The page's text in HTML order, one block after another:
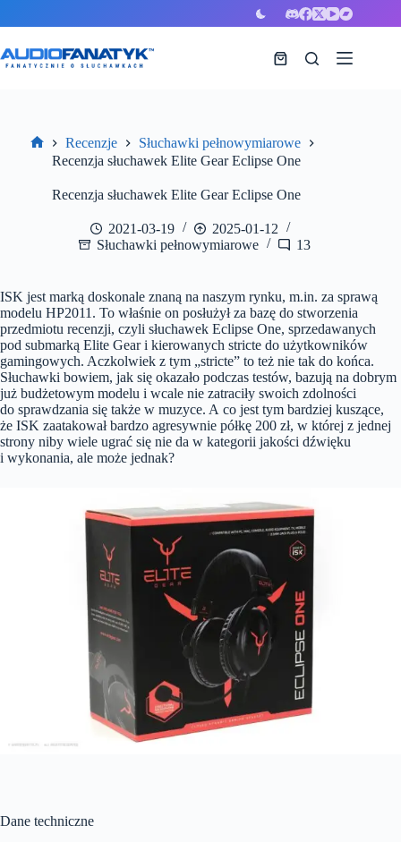
Koszyk
Strona
Recenzje
Słuchawki pełnowymiarowe
Recenzja słuchawek Elite Gear Eclipse One
Recenzja słuchawek Elite Gear Eclipse One
2021-03-19
2025-01-12
Słuchawki pełnowymiarowe
13
ISK jest marką doskonale znaną na naszym rynku, m.in. za sprawą
modelu HP2011. To właśnie on posłużył za bazę do stworzenia
przedmiotu recenzji, czyli słuchawek Eclipse One, sprzedawanych
pod submarką Elite Gear i kierowanych stricte do użytkowników
gamingowych. Aczkolwiek z tym „stricte” to też nie tak do końca.
Słuchawki bowiem, jak się okazało podczas testów, bazują na dobrym
już budżetowym modelu i wcale nie zatraciły swoich zdolności
do sprawdzania się także w muzyce. A co jest tym bardziej kuszące,
że ISK zaatakował bardzo agresywnie półkę 200 zł, w której z jednej
strony niby wiele ugrać się nie da w kategorii jakości dźwięku
i wykonania, ale może jednak?
Dane techniczne